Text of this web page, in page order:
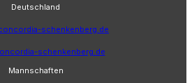
Deutschland
schenkenberg.de
schenkenberg.de
Mannschaften